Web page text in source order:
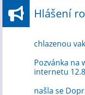
Hlášení
chlazenou
Pozvánka na
internetu
našla se